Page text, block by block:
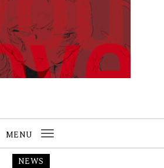
MENU
Toggle
NEWS